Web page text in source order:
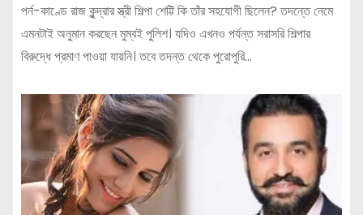
পর্ন-কাণ্ডে রাজ কুন্দ্রার স্ত্রী শিল্পা শেট্টি কি তাঁর সহযোগী ছিলেন? তদন্তে নেমে
এমনটাই অনুমান করছেন মুম্বই পুলিশ। যদিও এখনও পর্যন্ত সরাসরি শিল্পার
বিরুদ্ধে প্রমাণ পাওয়া যায়নি। তবে তদন্ত থেকে পুরোপুরি…